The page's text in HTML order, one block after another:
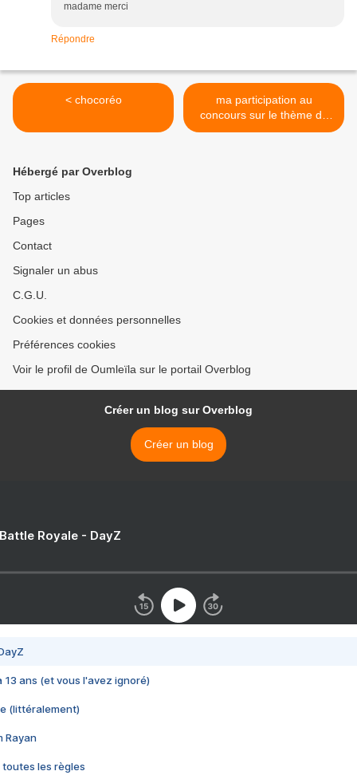
madame merci
Répondre
< chocoréo
ma participation au
concours sur le thème du
goûter >
Hébergé par Overblog
Top articles
Pages
Contact
Signaler un abus
C.G.U.
Cookies et données personnelles
Préférences cookies
Voir le profil de Oumleïla sur le portail Overblog
Créer un blog sur Overblog
Créer un blog
Royale - DayZ
13 ans (et vous l'avez ignoré)
(littéralement)
Rayan
toutes les règles